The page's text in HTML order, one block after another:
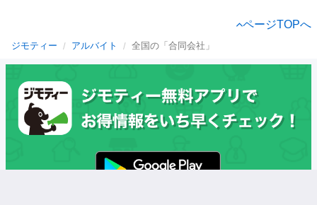
ページTOPへ
ジモティー アルバイト 全国の「合同会社」